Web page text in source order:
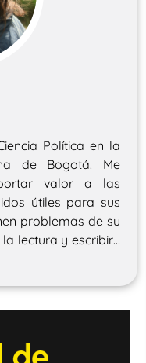
Política en la
de Bogotá. Me
valor a las
útiles para sus
problemas de su
lectura y escribir…